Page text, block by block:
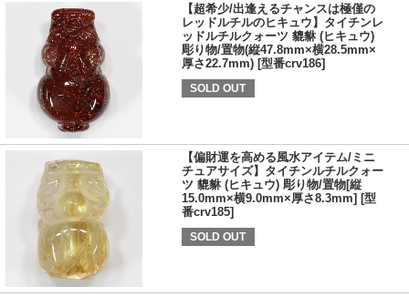
【超希少/出逢えるチャンスは極僅の
レッドルチルのヒキュウ】タイチンレ
ッドルチルクォーツ 貔貅 (ヒキュウ)
彫り物/置物(縦47.8mm×横28.5mm×
厚さ22.7mm) [型番crv186]
SOLD OUT
【偏財運を高める風水アイテム/ミニ
チュアサイズ】タイチンルチルクォー
ツ 貔貅 (ヒキュウ) 彫り物/置物[縦
15.0mm×横9.0mm×厚さ8.3mm] [型
番crv185]
SOLD OUT